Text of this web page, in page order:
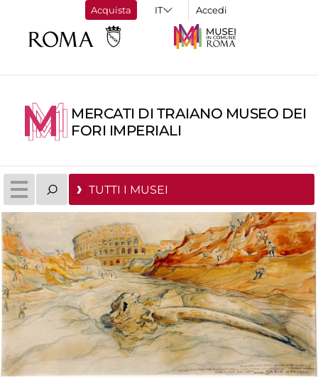
Acquista Accedi
MERCATI DI TRAIANO MUSEO DEI
FORI IMPERIALI
TUTTI I MUSEI